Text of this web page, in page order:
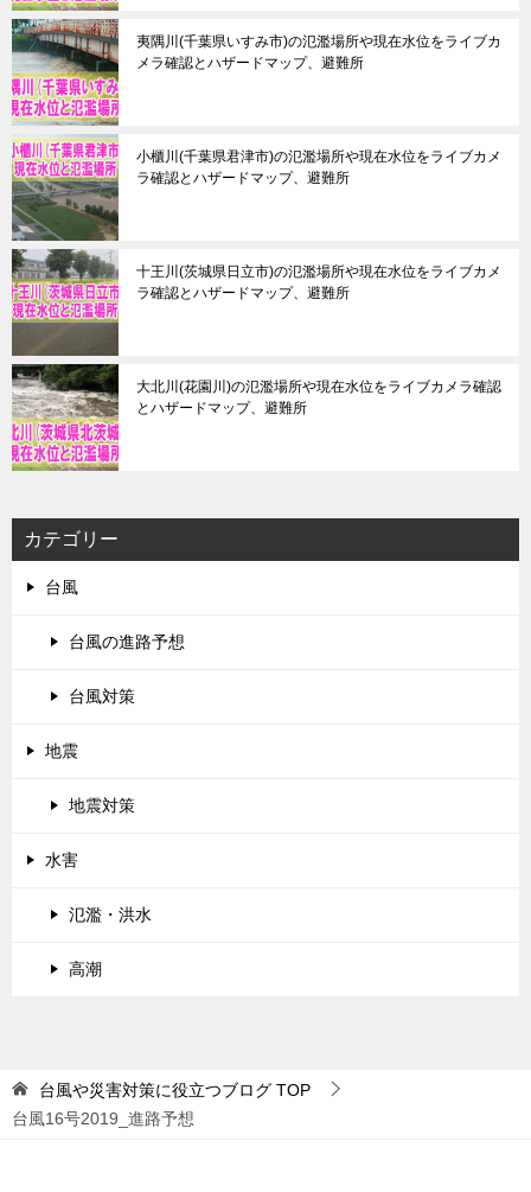
夷隅川(千葉県いすみ市)の氾濫場所や現在水位をライブカ
メラ確認とハザードマップ、避難所
小櫃川(千葉県君津市)の氾濫場所や現在水位をライブカメ
ラ確認とハザードマップ、避難所
十王川(茨城県日立市)の氾濫場所や現在水位をライブカメ
ラ確認とハザードマップ、避難所
大北川(花園川)の氾濫場所や現在水位をライブカメラ確認
とハザードマップ、避難所
カテゴリー
台風
台風の進路予想
台風対策
地震
地震対策
水害
氾濫・洪水
高潮
台風や災害対策に役立つブログ TOP
台風16号2019_進路予想